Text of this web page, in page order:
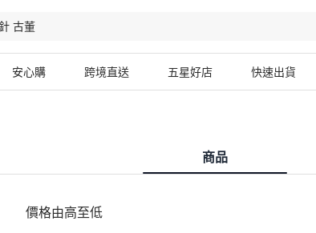
安心購 跨境直送 五星好店 快速出貨
商品
價格由高至低